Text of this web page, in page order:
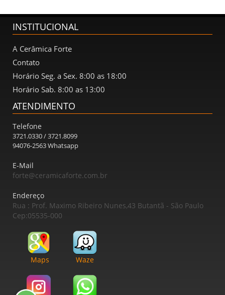
INSTITUCIONAL
A Cerâmica Forte
Contato
Horário Seg. a Sex. 8:00 as 18:00
Horário Sab. 8:00 as 13:00
ATENDIMENTO
Telefone
3721.0330 / 3721.8099
94076-2563 Whatsapp
E-Mail
forte@ceramicaforte.com.br
Endereço
Rua : Prof. Maximo Ribeiro Nunes,43 Butantã - São Paulo
Cep:05535-000
Maps Waze